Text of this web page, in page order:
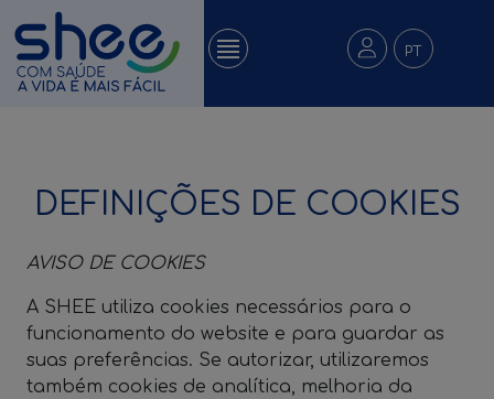
PT
DEFINIÇÕES DE COOKIES
AVISO DE COOKIES
A SHEE utiliza cookies necessários para o
funcionamento do website e para guardar as
suas preferências. Se autorizar, utilizaremos
também cookies de analítica, melhoria da